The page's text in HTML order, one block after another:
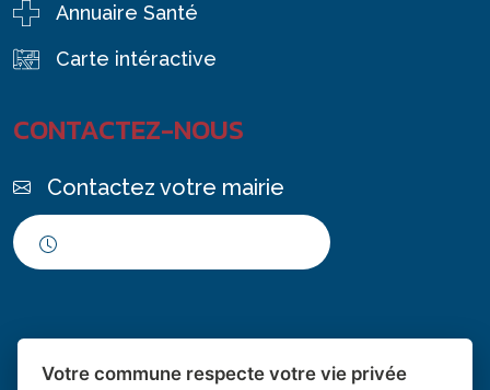
Annuaire Santé
Carte intéractive
CONTACTEZ-NOUS
Contactez votre mairie
Votre commune respecte votre vie privée